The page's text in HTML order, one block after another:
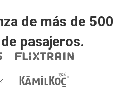
de más de 500
pasajeros.